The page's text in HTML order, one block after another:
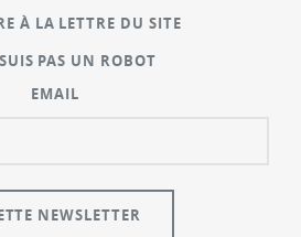
À LA LETTRE DU SITE
PAS UN ROBOT
EMAIL